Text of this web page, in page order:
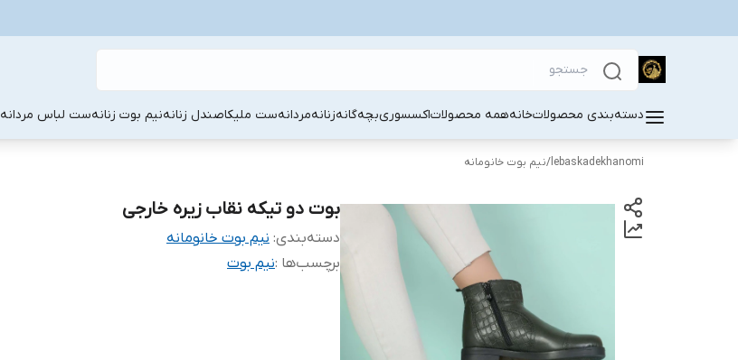
دسته‌بندی محصولاتخانههمه محصولاتاکسسوریبچه‌گانهزنانهمردانهست ملیکاصندل زنانهنیم بوت زنانهست لباس مردانه
lebaskadekhanomi
/نیم بوت خانومانه
بوت دو تیکه نقاب زیره خارجی
دسته‌بندی: نیم بوت خانومانه
برچسب‌ها :نیم بوت